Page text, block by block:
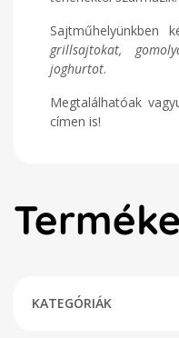
Sajtműhelyünkben
grillsajtokat,
joghurtot.
Megtalálhatóak
címen is!
KATEGÓRIÁK